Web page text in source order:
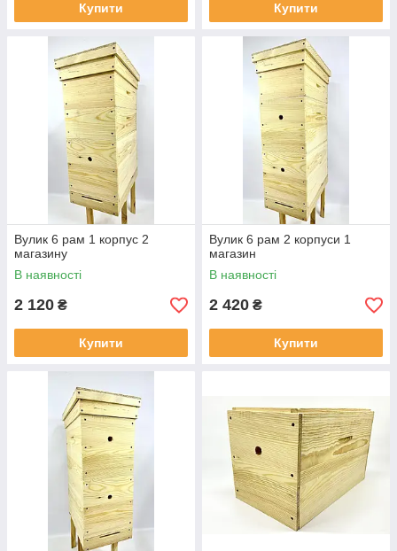
Купити Купити
Вулик 6 рам 1 корпус 2
магазину
В наявності
2 120 ₴
Купити
Вулик 6 рам 2 корпуси 1
магазин
В наявності
2 420 ₴
Купити